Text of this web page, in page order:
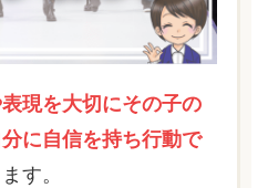
現を大切にその子の
に自信を持ち行動で
す。